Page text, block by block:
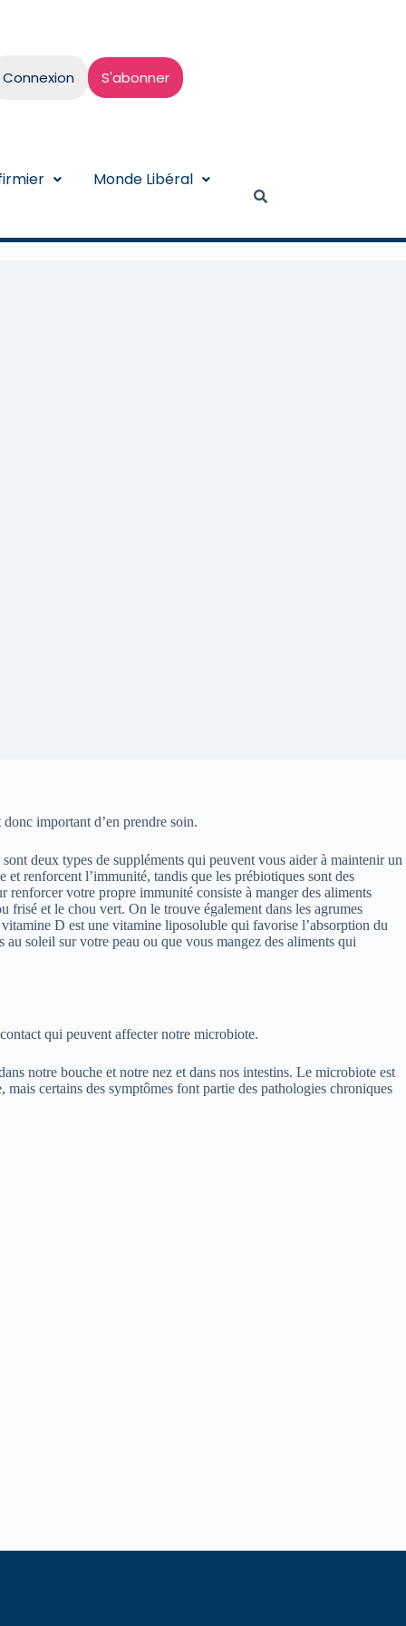
Connexion S'abonner
Monde Libéral
important d’en prendre soin.
deux types de suppléments qui peuvent vous aider à maintenir un
renforcent l’immunité, tandis que les prébiotiques sont des
renforcer votre propre immunité consiste à manger des aliments
et le chou vert. On le trouve également dans les agrumes
D est une vitamine liposoluble qui favorise l’absorption du
soleil sur votre peau ou que vous mangez des aliments qui
qui peuvent affecter notre microbiote.
notre bouche et notre nez et dans nos intestins. Le microbiote est
certains des symptômes font partie des pathologies chroniques